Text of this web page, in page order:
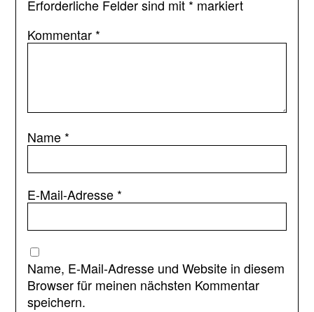
Erforderliche Felder sind mit * markiert
Kommentar *
Name *
E-Mail-Adresse *
Name, E-Mail-Adresse und Website in diesem
Browser für meinen nächsten Kommentar
speichern.